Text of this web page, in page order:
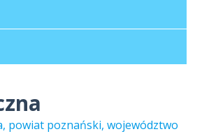
powiat poznański, województwo